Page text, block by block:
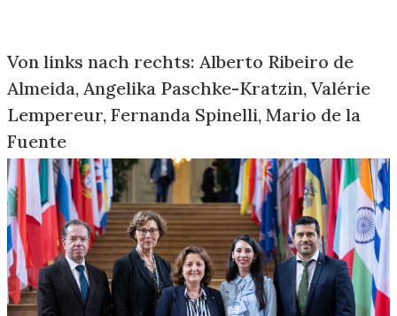
Von links nach rechts: Alberto Ribeiro de
Almeida, Angelika Paschke-Kratzin, Valérie
Lempereur, Fernanda Spinelli, Mario de la
Fuente